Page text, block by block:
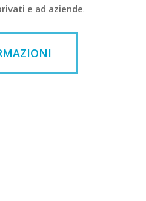
e ad aziende.